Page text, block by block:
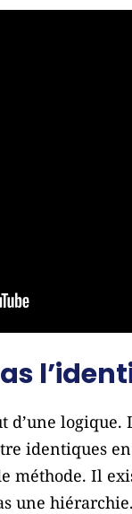
d’une
identiques
méthode. Il
une